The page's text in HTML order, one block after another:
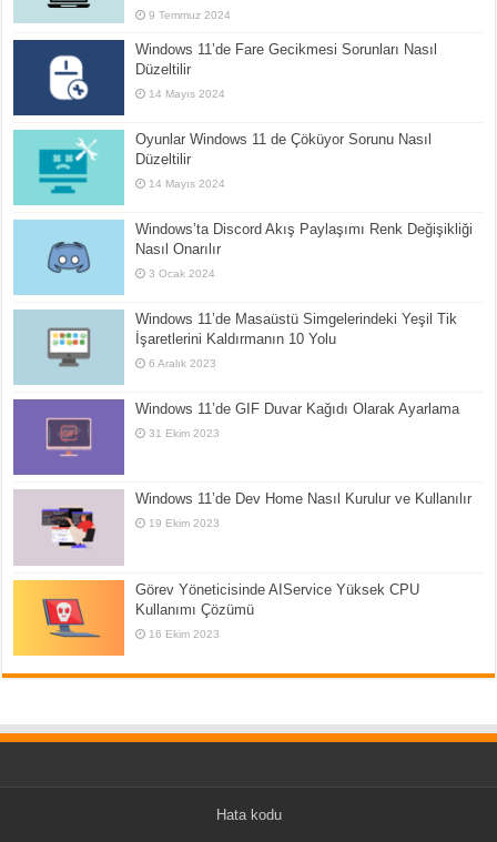
9 Temmuz 2024
Windows 11’de Fare Gecikmesi Sorunları Nasıl
Düzeltilir
14 Mayıs 2024
Oyunlar Windows 11 de Çöküyor Sorunu Nasıl
Düzeltilir
14 Mayıs 2024
Windows’ta Discord Akış Paylaşımı Renk Değişikliği
Nasıl Onarılır
3 Ocak 2024
Windows 11’de Masaüstü Simgelerindeki Yeşil Tik
İşaretlerini Kaldırmanın 10 Yolu
6 Aralık 2023
Windows 11’de GIF Duvar Kağıdı Olarak Ayarlama
31 Ekim 2023
Windows 11’de Dev Home Nasıl Kurulur ve Kullanılır
19 Ekim 2023
Görev Yöneticisinde AIService Yüksek CPU
Kullanımı Çözümü
16 Ekim 2023
Hata kodu